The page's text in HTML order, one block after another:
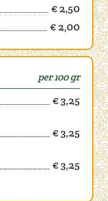
€ 2,50
€ 2,00
per 100 gr
€ 3,25
€ 3,25
€ 3,25